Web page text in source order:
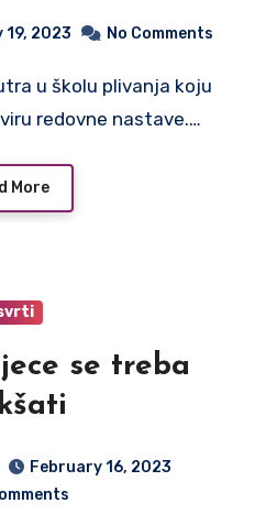
19, 2023 No Comments
redovne nastave.…
More
se treba
February 16, 2023